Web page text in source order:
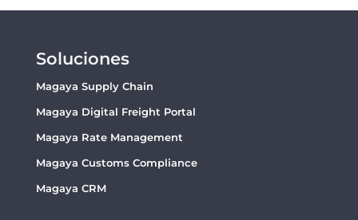
Soluciones
Magaya Supply Chain
Magaya Digital Freight Portal
Magaya Rate Management
Magaya Customs Compliance
Magaya CRM